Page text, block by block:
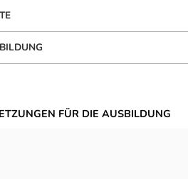
FÜR DIE AUSBILDUNG